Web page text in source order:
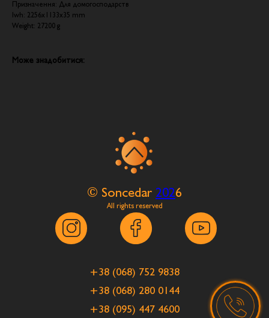
Призначення: Для домогосподарств
lwh: 2256x1133x35 mm
Weight: 27200 g
Може знадобитися:
© Soncedar 2026
+38 (068) 752 9838
+38 (068) 280 0144
+38 (095) 447 4600
All rights reserved